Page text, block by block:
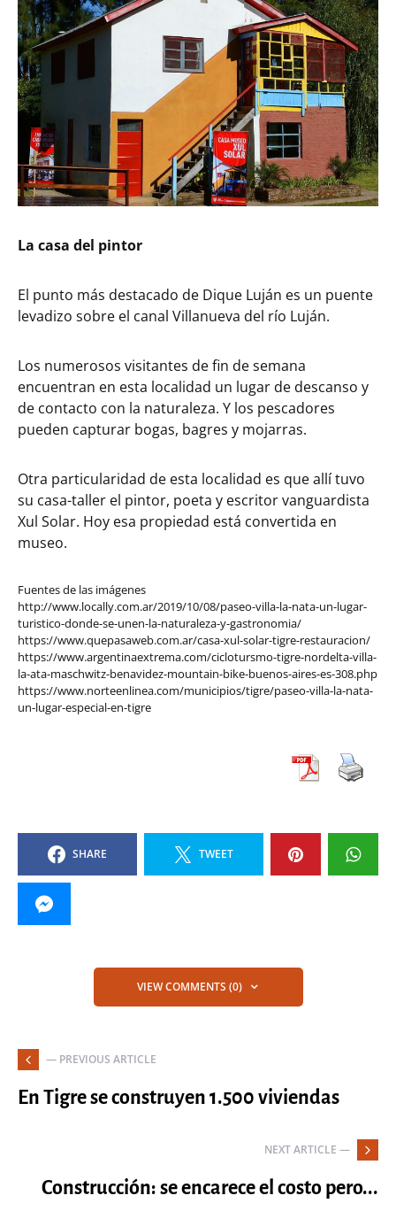
La casa del pintor
El punto más destacado de Dique Luján es un puente
levadizo sobre el canal Villanueva del río Luján.
Los numerosos visitantes de fin de semana
encuentran en esta localidad un lugar de descanso y
de contacto con la naturaleza. Y los pescadores
pueden capturar bogas, bagres y mojarras.
Otra particularidad de esta localidad es que allí tuvo
su casa-taller el pintor, poeta y escritor vanguardista
Xul Solar. Hoy esa propiedad está convertida en
museo.
Fuentes de las imágenes
http://www.locally.com.ar/2019/10/08/paseo-villa-la-nata-un-lugar-
turistico-donde-se-unen-la-naturaleza-y-gastronomia/
https://www.quepasaweb.com.ar/casa-xul-solar-tigre-restauracion/
https://www.argentinaextrema.com/ciclotursmo-tigre-nordelta-villa-
la-ata-maschwitz-benavidez-mountain-bike-buenos-aires-es-308.php
https://www.norteenlinea.com/municipios/tigre/paseo-villa-la-nata-
un-lugar-especial-en-tigre
SHARE TWEET
VIEW COMMENTS (0)
— PREVIOUS ARTICLE
En Tigre se construyen 1.500 viviendas
NEXT ARTICLE —
Construcción: se encarece el costo pero...